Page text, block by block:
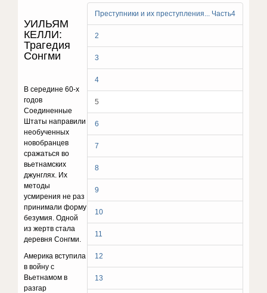
Преступники и их преступления... Часть4
2
3
4
5
6
7
8
9
10
11
12
13
УИЛЬЯМ
КЕЛЛИ:
Трагедия
Сонгми
В середине 60-х
годов
Соединенные
Штаты направили
необученных
новобранцев
сражаться во
вьетнамских
джунглях. Их
методы
усмирения не раз
принимали форму
безумия. Одной
из жертв стала
деревня Сонгми.
Америка вступила
в войну с
Вьетнамом в
разгар